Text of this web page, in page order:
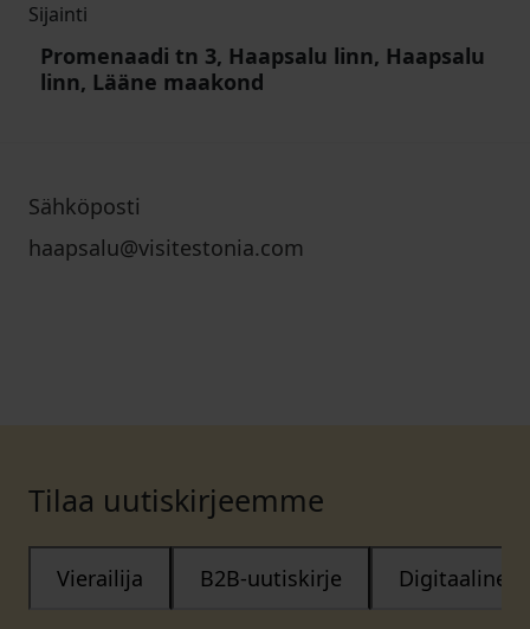
Sijainti
Promenaadi tn 3, Haapsalu linn, Haapsalu
linn, Lääne maakond
Sähköposti
haapsalu@visitestonia.com
Tilaa uutiskirjeemme
Vierailija B2B-uutiskirje Digitaalinen